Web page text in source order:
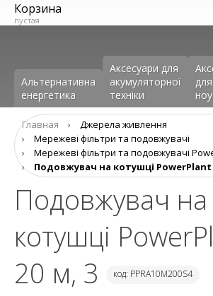
Корзина
пустая
Альтернативна
енергетика
Аксесуари для
акумуляторної
техніки
для
Главная ›
Джерела живлення
›
Мережеві фільтри та подовжувачі
›
Мережеві фільтри та подовжувачі
›
Подовжувач на котушці PowerPlant
Подовжувач на
котушці
20 м, 3
код: PPRA10M200S4